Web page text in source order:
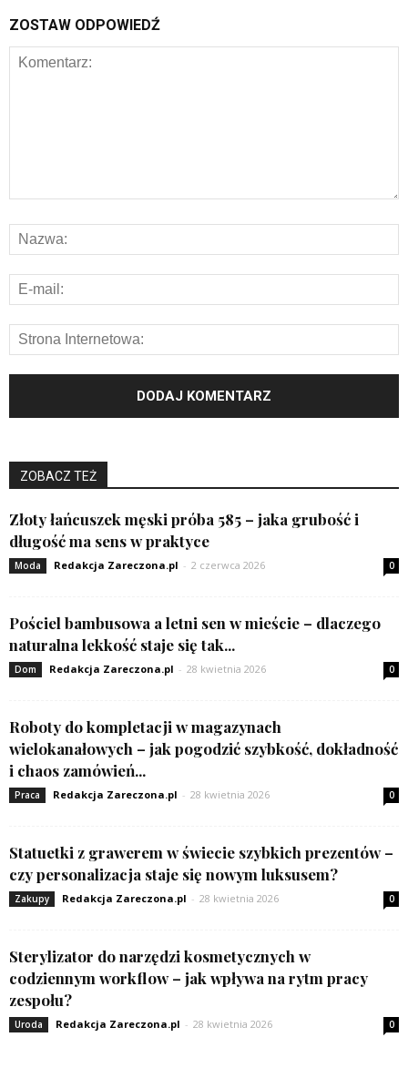
ZOSTAW ODPOWIEDŹ
ZOBACZ TEŻ
Złoty łańcuszek męski próba 585 – jaka grubość i
długość ma sens w praktyce
Moda Redakcja Zareczona.pl - 2 czerwca 2026 0
Pościel bambusowa a letni sen w mieście – dlaczego
naturalna lekkość staje się tak...
Dom Redakcja Zareczona.pl - 28 kwietnia 2026 0
Roboty do kompletacji w magazynach
wielokanałowych – jak pogodzić szybkość, dokładność
i chaos zamówień...
Praca Redakcja Zareczona.pl - 28 kwietnia 2026 0
Statuetki z grawerem w świecie szybkich prezentów –
czy personalizacja staje się nowym luksusem?
Zakupy Redakcja Zareczona.pl - 28 kwietnia 2026 0
Sterylizator do narzędzi kosmetycznych w
codziennym workflow – jak wpływa na rytm pracy
zespołu?
Uroda Redakcja Zareczona.pl - 28 kwietnia 2026 0